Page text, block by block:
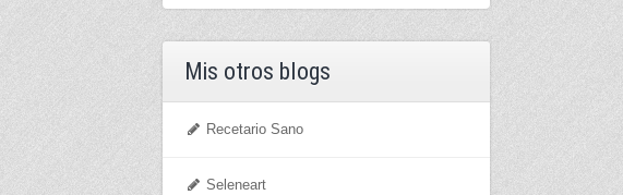
Mis otros blogs
Recetario Sano
Seleneart